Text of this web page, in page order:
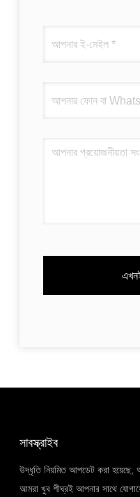
সাবস্ক্রাইব
উদ্ধৃতি নিয়মিত আপডেট করা হয়েছে,